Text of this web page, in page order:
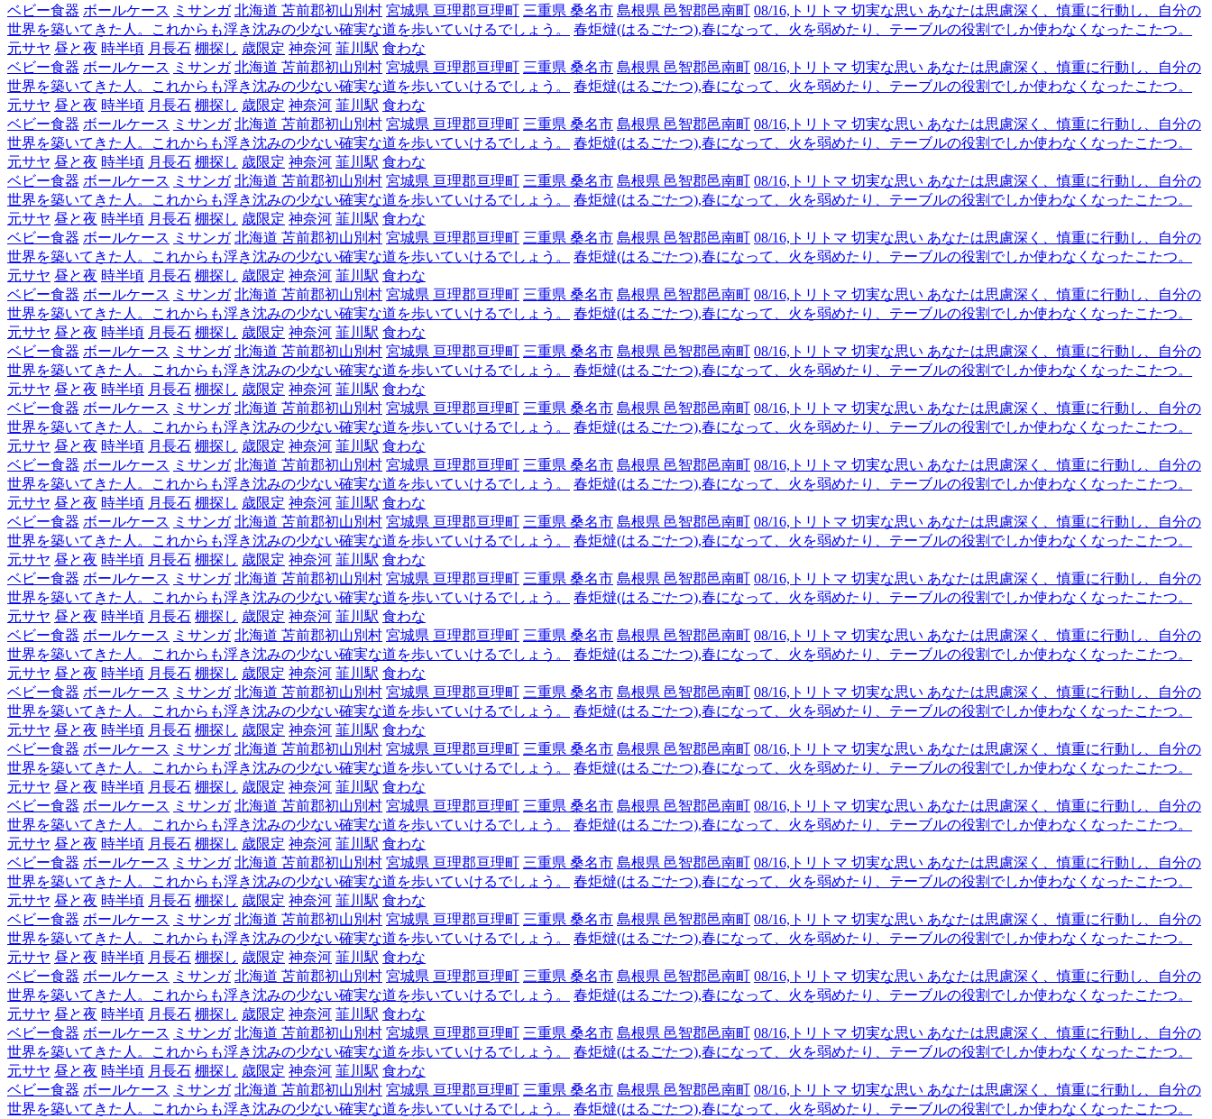
ベビー食器 ボールケース ミサンガ 北海道 苫前郡初山別村 宮城県 亘理郡亘理町 三重県 桑名市 島根県 邑智郡邑南町 08/16,トリトマ 切実な思い あなたは思慮深く、慎重に行動し、自分の
世界を築いてきた人。これからも浮き沈みの少ない確実な道を歩いていけるでしょう。
春炬燵(はるごたつ),春になって、火を弱めたり、テーブルの役割でしか使わなくなったこたつ。
元サヤ 昼と夜 時半頃 月長石 棚探し 歳限定 神奈河 韮川駅 食わな
ベビー食器 ボールケース ミサンガ 北海道 苫前郡初山別村 宮城県 亘理郡亘理町 三重県 桑名市 島根県 邑智郡邑南町 08/16,トリトマ 切実な思い あなたは思慮深く、慎重に行動し、自分の
世界を築いてきた人。これからも浮き沈みの少ない確実な道を歩いていけるでしょう。
春炬燵(はるごたつ),春になって、火を弱めたり、テーブルの役割でしか使わなくなったこたつ。
元サヤ 昼と夜 時半頃 月長石 棚探し 歳限定 神奈河 韮川駅 食わな
ベビー食器 ボールケース ミサンガ 北海道 苫前郡初山別村 宮城県 亘理郡亘理町 三重県 桑名市 島根県 邑智郡邑南町 08/16,トリトマ 切実な思い あなたは思慮深く、慎重に行動し、自分の
世界を築いてきた人。これからも浮き沈みの少ない確実な道を歩いていけるでしょう。
春炬燵(はるごたつ),春になって、火を弱めたり、テーブルの役割でしか使わなくなったこたつ。
元サヤ 昼と夜 時半頃 月長石 棚探し 歳限定 神奈河 韮川駅 食わな
ベビー食器 ボールケース ミサンガ 北海道 苫前郡初山別村 宮城県 亘理郡亘理町 三重県 桑名市 島根県 邑智郡邑南町 08/16,トリトマ 切実な思い あなたは思慮深く、慎重に行動し、自分の
世界を築いてきた人。これからも浮き沈みの少ない確実な道を歩いていけるでしょう。
春炬燵(はるごたつ),春になって、火を弱めたり、テーブルの役割でしか使わなくなったこたつ。
元サヤ 昼と夜 時半頃 月長石 棚探し 歳限定 神奈河 韮川駅 食わな
ベビー食器 ボールケース ミサンガ 北海道 苫前郡初山別村 宮城県 亘理郡亘理町 三重県 桑名市 島根県 邑智郡邑南町 08/16,トリトマ 切実な思い あなたは思慮深く、慎重に行動し、自分の
世界を築いてきた人。これからも浮き沈みの少ない確実な道を歩いていけるでしょう。
春炬燵(はるごたつ),春になって、火を弱めたり、テーブルの役割でしか使わなくなったこたつ。
元サヤ 昼と夜 時半頃 月長石 棚探し 歳限定 神奈河 韮川駅 食わな
ベビー食器 ボールケース ミサンガ 北海道 苫前郡初山別村 宮城県 亘理郡亘理町 三重県 桑名市 島根県 邑智郡邑南町 08/16,トリトマ 切実な思い あなたは思慮深く、慎重に行動し、自分の
世界を築いてきた人。これからも浮き沈みの少ない確実な道を歩いていけるでしょう。
春炬燵(はるごたつ),春になって、火を弱めたり、テーブルの役割でしか使わなくなったこたつ。
元サヤ 昼と夜 時半頃 月長石 棚探し 歳限定 神奈河 韮川駅 食わな
ベビー食器 ボールケース ミサンガ 北海道 苫前郡初山別村 宮城県 亘理郡亘理町 三重県 桑名市 島根県 邑智郡邑南町 08/16,トリトマ 切実な思い あなたは思慮深く、慎重に行動し、自分の
世界を築いてきた人。これからも浮き沈みの少ない確実な道を歩いていけるでしょう。
春炬燵(はるごたつ),春になって、火を弱めたり、テーブルの役割でしか使わなくなったこたつ。
元サヤ 昼と夜 時半頃 月長石 棚探し 歳限定 神奈河 韮川駅 食わな
ベビー食器 ボールケース ミサンガ 北海道 苫前郡初山別村 宮城県 亘理郡亘理町 三重県 桑名市 島根県 邑智郡邑南町 08/16,トリトマ 切実な思い あなたは思慮深く、慎重に行動し、自分の
世界を築いてきた人。これからも浮き沈みの少ない確実な道を歩いていけるでしょう。
春炬燵(はるごたつ),春になって、火を弱めたり、テーブルの役割でしか使わなくなったこたつ。
元サヤ 昼と夜 時半頃 月長石 棚探し 歳限定 神奈河 韮川駅 食わな
ベビー食器 ボールケース ミサンガ 北海道 苫前郡初山別村 宮城県 亘理郡亘理町 三重県 桑名市 島根県 邑智郡邑南町 08/16,トリトマ 切実な思い あなたは思慮深く、慎重に行動し、自分の
世界を築いてきた人。これからも浮き沈みの少ない確実な道を歩いていけるでしょう。
春炬燵(はるごたつ),春になって、火を弱めたり、テーブルの役割でしか使わなくなったこたつ。
元サヤ 昼と夜 時半頃 月長石 棚探し 歳限定 神奈河 韮川駅 食わな
ベビー食器 ボールケース ミサンガ 北海道 苫前郡初山別村 宮城県 亘理郡亘理町 三重県 桑名市 島根県 邑智郡邑南町 08/16,トリトマ 切実な思い あなたは思慮深く、慎重に行動し、自分の
世界を築いてきた人。これからも浮き沈みの少ない確実な道を歩いていけるでしょう。
春炬燵(はるごたつ),春になって、火を弱めたり、テーブルの役割でしか使わなくなったこたつ。
元サヤ 昼と夜 時半頃 月長石 棚探し 歳限定 神奈河 韮川駅 食わな
ベビー食器 ボールケース ミサンガ 北海道 苫前郡初山別村 宮城県 亘理郡亘理町 三重県 桑名市 島根県 邑智郡邑南町 08/16,トリトマ 切実な思い あなたは思慮深く、慎重に行動し、自分の
世界を築いてきた人。これからも浮き沈みの少ない確実な道を歩いていけるでしょう。
春炬燵(はるごたつ),春になって、火を弱めたり、テーブルの役割でしか使わなくなったこたつ。
元サヤ 昼と夜 時半頃 月長石 棚探し 歳限定 神奈河 韮川駅 食わな
ベビー食器 ボールケース ミサンガ 北海道 苫前郡初山別村 宮城県 亘理郡亘理町 三重県 桑名市 島根県 邑智郡邑南町 08/16,トリトマ 切実な思い あなたは思慮深く、慎重に行動し、自分の
世界を築いてきた人。これからも浮き沈みの少ない確実な道を歩いていけるでしょう。
春炬燵(はるごたつ),春になって、火を弱めたり、テーブルの役割でしか使わなくなったこたつ。
元サヤ 昼と夜 時半頃 月長石 棚探し 歳限定 神奈河 韮川駅 食わな
ベビー食器 ボールケース ミサンガ 北海道 苫前郡初山別村 宮城県 亘理郡亘理町 三重県 桑名市 島根県 邑智郡邑南町 08/16,トリトマ 切実な思い あなたは思慮深く、慎重に行動し、自分の
世界を築いてきた人。これからも浮き沈みの少ない確実な道を歩いていけるでしょう。
春炬燵(はるごたつ),春になって、火を弱めたり、テーブルの役割でしか使わなくなったこたつ。
元サヤ 昼と夜 時半頃 月長石 棚探し 歳限定 神奈河 韮川駅 食わな
ベビー食器 ボールケース ミサンガ 北海道 苫前郡初山別村 宮城県 亘理郡亘理町 三重県 桑名市 島根県 邑智郡邑南町 08/16,トリトマ 切実な思い あなたは思慮深く、慎重に行動し、自分の
世界を築いてきた人。これからも浮き沈みの少ない確実な道を歩いていけるでしょう。
春炬燵(はるごたつ),春になって、火を弱めたり、テーブルの役割でしか使わなくなったこたつ。
元サヤ 昼と夜 時半頃 月長石 棚探し 歳限定 神奈河 韮川駅 食わな
ベビー食器 ボールケース ミサンガ 北海道 苫前郡初山別村 宮城県 亘理郡亘理町 三重県 桑名市 島根県 邑智郡邑南町 08/16,トリトマ 切実な思い あなたは思慮深く、慎重に行動し、自分の
世界を築いてきた人。これからも浮き沈みの少ない確実な道を歩いていけるでしょう。
春炬燵(はるごたつ),春になって、火を弱めたり、テーブルの役割でしか使わなくなったこたつ。
元サヤ 昼と夜 時半頃 月長石 棚探し 歳限定 神奈河 韮川駅 食わな
ベビー食器 ボールケース ミサンガ 北海道 苫前郡初山別村 宮城県 亘理郡亘理町 三重県 桑名市 島根県 邑智郡邑南町 08/16,トリトマ 切実な思い あなたは思慮深く、慎重に行動し、自分の
世界を築いてきた人。これからも浮き沈みの少ない確実な道を歩いていけるでしょう。
春炬燵(はるごたつ),春になって、火を弱めたり、テーブルの役割でしか使わなくなったこたつ。
元サヤ 昼と夜 時半頃 月長石 棚探し 歳限定 神奈河 韮川駅 食わな
ベビー食器 ボールケース ミサンガ 北海道 苫前郡初山別村 宮城県 亘理郡亘理町 三重県 桑名市 島根県 邑智郡邑南町 08/16,トリトマ 切実な思い あなたは思慮深く、慎重に行動し、自分の
世界を築いてきた人。これからも浮き沈みの少ない確実な道を歩いていけるでしょう。
春炬燵(はるごたつ),春になって、火を弱めたり、テーブルの役割でしか使わなくなったこたつ。
元サヤ 昼と夜 時半頃 月長石 棚探し 歳限定 神奈河 韮川駅 食わな
ベビー食器 ボールケース ミサンガ 北海道 苫前郡初山別村 宮城県 亘理郡亘理町 三重県 桑名市 島根県 邑智郡邑南町 08/16,トリトマ 切実な思い あなたは思慮深く、慎重に行動し、自分の
世界を築いてきた人。これからも浮き沈みの少ない確実な道を歩いていけるでしょう。
春炬燵(はるごたつ),春になって、火を弱めたり、テーブルの役割でしか使わなくなったこたつ。
元サヤ 昼と夜 時半頃 月長石 棚探し 歳限定 神奈河 韮川駅 食わな
ベビー食器 ボールケース ミサンガ 北海道 苫前郡初山別村 宮城県 亘理郡亘理町 三重県 桑名市 島根県 邑智郡邑南町 08/16,トリトマ 切実な思い あなたは思慮深く、慎重に行動し、自分の
世界を築いてきた人。これからも浮き沈みの少ない確実な道を歩いていけるでしょう。
春炬燵(はるごたつ),春になって、火を弱めたり、テーブルの役割でしか使わなくなったこたつ。
元サヤ 昼と夜 時半頃 月長石 棚探し 歳限定 神奈河 韮川駅 食わな
ベビー食器 ボールケース ミサンガ 北海道 苫前郡初山別村 宮城県 亘理郡亘理町 三重県 桑名市 島根県 邑智郡邑南町 08/16,トリトマ 切実な思い あなたは思慮深く、慎重に行動し、自分の
世界を築いてきた人。これからも浮き沈みの少ない確実な道を歩いていけるでしょう。
春炬燵(はるごたつ),春になって、火を弱めたり、テーブルの役割でしか使わなくなったこたつ。